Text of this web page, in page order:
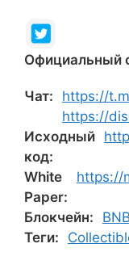
Официальный
Чат: https://
https://
Исходный
код:
White
Paper:
https://
Блокчейн:
Теги: